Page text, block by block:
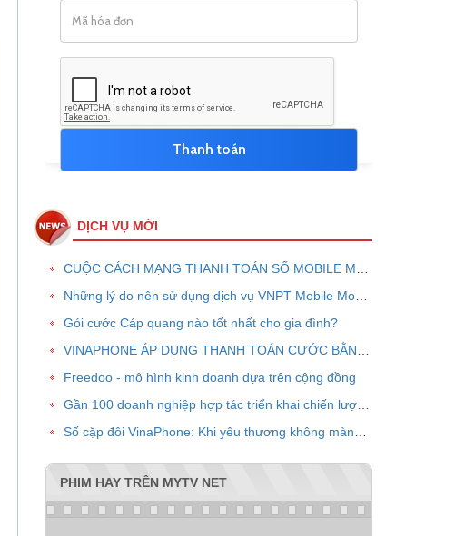
DỊCH VỤ MỚI
Gói cước Cáp quang nào tốt nhất cho gia đình?
Freedoo - mô hình kinh doanh dựa trên cộng đồng
PHIM HAY TRÊN MYTV NET